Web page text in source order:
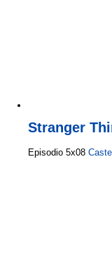
Stranger
Episodio 5x08